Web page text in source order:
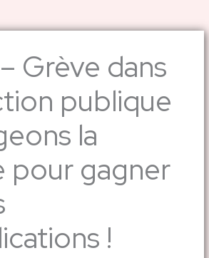
Grève dans
publique
la
pour gagner
!